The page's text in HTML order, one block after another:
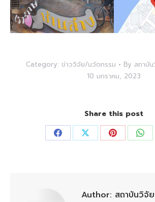
Category: ข่าววิจัย/นวัตกรรม By สถาบั
10 มกราคม, 2023
Share this post
Share Share Share
Author: สถาบันวิจั